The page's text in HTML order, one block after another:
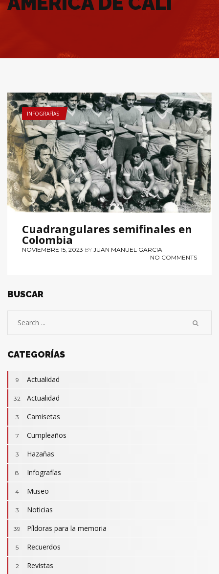
INFOGRAFÍAS
Cuadrangulares semifinales en
Colombia
NOVIEMBRE 15, 2023 BY JUAN MANUEL GARCIA
NO COMMENTS
BUSCAR
CATEGORÍAS
9 Actualidad
32 Actualidad
3 Camisetas
7 Cumpleaños
3 Hazañas
8 Infografías
4 Museo
Camisetas
2 Revistas
3 Noticias
32 Actualidad
7 Cumpleaños
39 Píldoras para la memoria
5 Recuerdos
2 Revistas